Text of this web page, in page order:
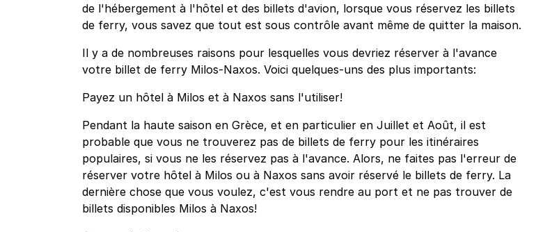
de l'hébergement à l'hôtel et des billets d'avion, lorsque vous réservez les billets
de ferry, vous savez que tout est sous contrôle avant même de quitter la maison.
Il y a de nombreuses raisons pour lesquelles vous devriez réserver à l'avance
votre billet de ferry Milos-Naxos. Voici quelques-uns des plus importants:
Payez un hôtel à Milos et à Naxos sans l'utiliser!
Pendant la haute saison en Grèce, et en particulier en Juillet et Août, il est
probable que vous ne trouverez pas de billets de ferry pour les itinéraires
populaires, si vous ne les réservez pas à l'avance. Alors, ne faites pas l'erreur de
réserver votre hôtel à Milos ou à Naxos sans avoir réservé le billets de ferry. La
dernière chose que vous voulez, c'est vous rendre au port et ne pas trouver de
billets disponibles Milos à Naxos!